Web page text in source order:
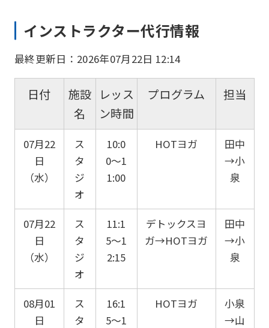
インストラクター代行情報
最終更新日：2026年07月22日 12:14
日付
施設
名
レッス
ン時間
プログラム 担当
07月22
日
（水）
ス
タ
ジ
オ
10:0
0〜1
1:00
HOTヨガ
田中
→小
泉
07月22
日
（水）
ス
タ
ジ
オ
11:1
5〜1
2:15
デトックスヨ
ガ→HOTヨガ
田中
→小
泉
08月01
日
ス
タ
16:1
5〜1
HOTヨガ
小泉
→山